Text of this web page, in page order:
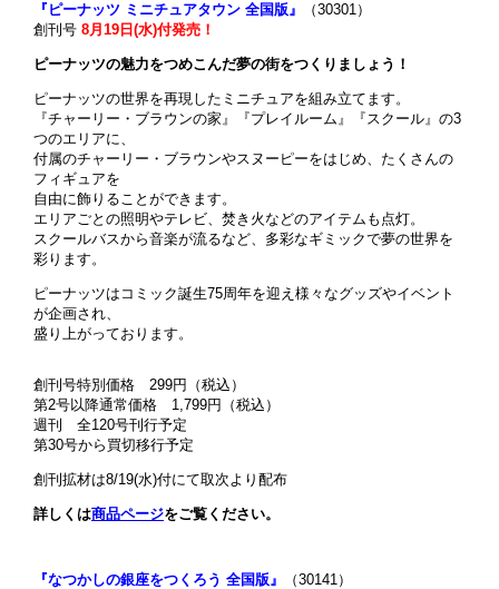
『ピーナッツ ミニチュアタウン 全国版』
（30301）
創刊号 8月19日(水)付発売！
ピーナッツの魅力をつめこんだ夢の街をつくりましょう！
ピーナッツの世界を再現したミニチュアを組み立てます。
『チャーリー・ブラウンの家』『プレイルーム』『スクール』の3
つのエリアに、
付属のチャーリー・ブラウンやスヌーピーをはじめ、たくさんの
フィギュアを
自由に飾りることができます。
エリアごとの照明やテレビ、焚き火などのアイテムも点灯。
スクールバスから音楽が流るなど、多彩なギミックで夢の世界を
彩ります。
ピーナッツはコミック誕生75周年を迎え様々なグッズやイベント
が企画され、
盛り上がっております。
創刊号特別価格 299円（税込）
第2号以降通常価格 1,799円（税込）
週刊 全120号刊行予定
第30号から買切移行予定
創刊拡材は8/19(水)付にて取次より配布
詳しくは商品ページをご覧ください。
『なつかしの銀座をつくろう 全国版』
（30141）